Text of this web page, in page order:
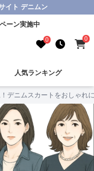
イト デニムン
ーン実施中
0 0
人気ランキング
デニムスカートをおしゃれ